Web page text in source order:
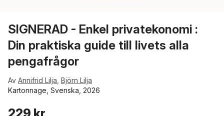
SIGNERAD - Enkel privatekonomi :
Din praktiska guide till livets alla
pengafrågor
Av Annifrid Lilja Björn Lilja
Kartonnage, Svenska, 2026